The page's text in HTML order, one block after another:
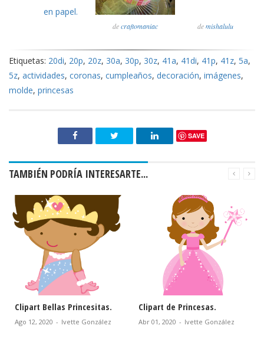
decraftomaniac demishalulu
Etiquetas: 20di, 20p, 20z, 30a, 30p, 30z, 41a, 41di, 41p, 41z, 5a,
5z, actividades, coronas, cumpleaños, decoración, imágenes,
molde, princesas
SAVE
TAMBIÉN PODRÍA INTERESARTE...
Moldes para Kit de Princesas
para Imprimir Gratis.
Corona con Corazones para
Imprimir Gratis.